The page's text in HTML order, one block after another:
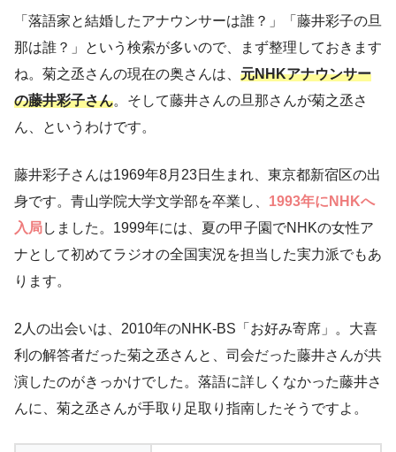
「落語家と結婚したアナウンサーは誰？」「藤井彩子の旦
那は誰？」という検索が多いので、まず整理しておきます
ね。菊之丞さんの現在の奥さんは、 元NHKアナウンサー
の藤井彩子さん。そして藤井さんの旦那さんが菊之丞さ
ん、というわけです。
藤井彩子さんは1969年8月23日生まれ、東京都新宿区の出
身です。青山学院大学文学部を卒業し、 1993年にNHKへ
入局しました。1999年には、夏の甲子園でNHKの女性ア
ナとして初めてラジオの全国実況を担当した実力派でもあ
ります。
2人の出会いは、2010年のNHK-BS「お好み寄席」。大喜
利の解答者だった菊之丞さんと、司会だった藤井さんが共
演したのがきっかけでした。落語に詳しくなかった藤井さ
んに、菊之丞さんが手取り足取り指南したそうですよ。